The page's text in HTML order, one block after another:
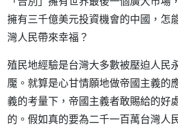
擁有三千億美元投資機會的中國，怎
灣人民帶來幸福？
殖民地經驗是台灣大多數被壓迫人民
魘。就算是心甘情願地做帝國主義的
義的考量下，帝國主義者敢賜給的好
的。假如真的要為二千一百萬台灣人